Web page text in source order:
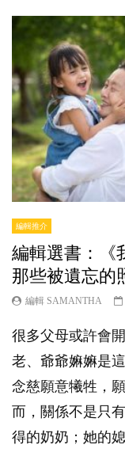
編輯推介
編輯選書：
那些被遺忘的
編輯 SAMANTHA
很多父母或許會
老、爺爺嫲嫲是
念慈願意犧牲，
而，關係不是只
得的奶奶；她的